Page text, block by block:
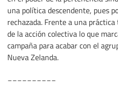
una política descendente, pues
rechazada. Frente a una
de la acción colectiva lo que
campaña para acabar con el
Nueva Zelanda.